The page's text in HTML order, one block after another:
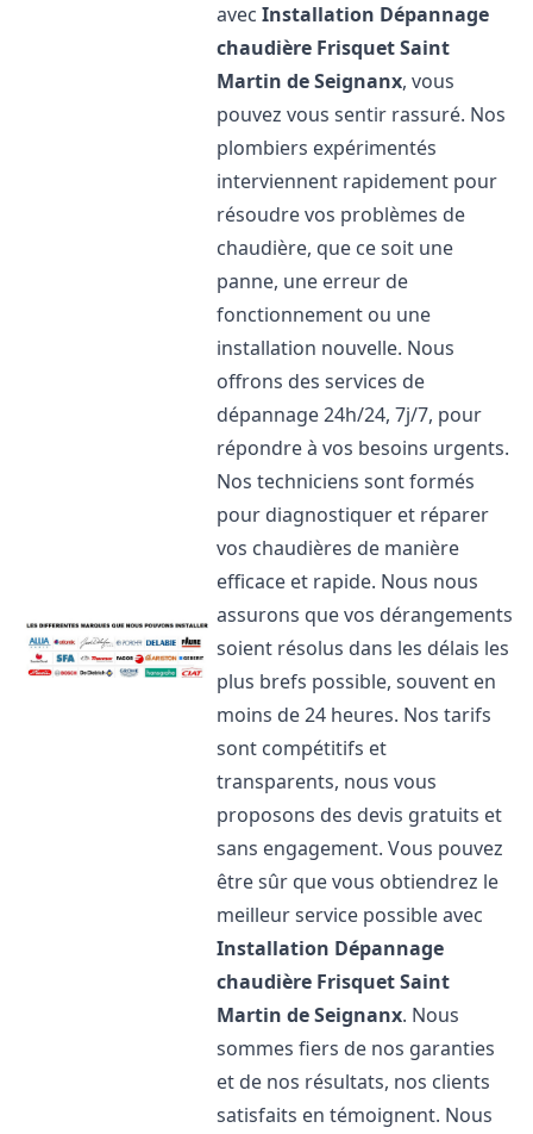
avecInstallation Dépannage
chaudière FrisquetSaint
Martin de Seignanx, vous
pouvez vous sentir rassuré. Nos
plombiers expérimentés
interviennent rapidement pour
résoudre vos problèmes de
chaudière, que ce soit une
panne, une erreur de
fonctionnement ou une
installation nouvelle. Nous
offrons des services de
dépannage 24h/24, 7j/7, pour
répondre à vos besoins urgents.
Nos techniciens sont formés
pour diagnostiquer et réparer
vos chaudières de manière
efficace et rapide. Nous nous
assurons que vos dérangements
soient résolus dans les délais les
plus brefs possible, souvent en
moins de 24 heures. Nos tarifs
sont compétitifs et
transparents, nous vous
proposons des devis gratuits et
sans engagement. Vous pouvez
être sûr que vous obtiendrez le
meilleur service possible avec
Installation Dépannage
chaudière FrisquetSaint
Martin de Seignanx. Nous
sommes fiers de nos garanties
et de nos résultats, nos clients
satisfaits en témoignent. Nous